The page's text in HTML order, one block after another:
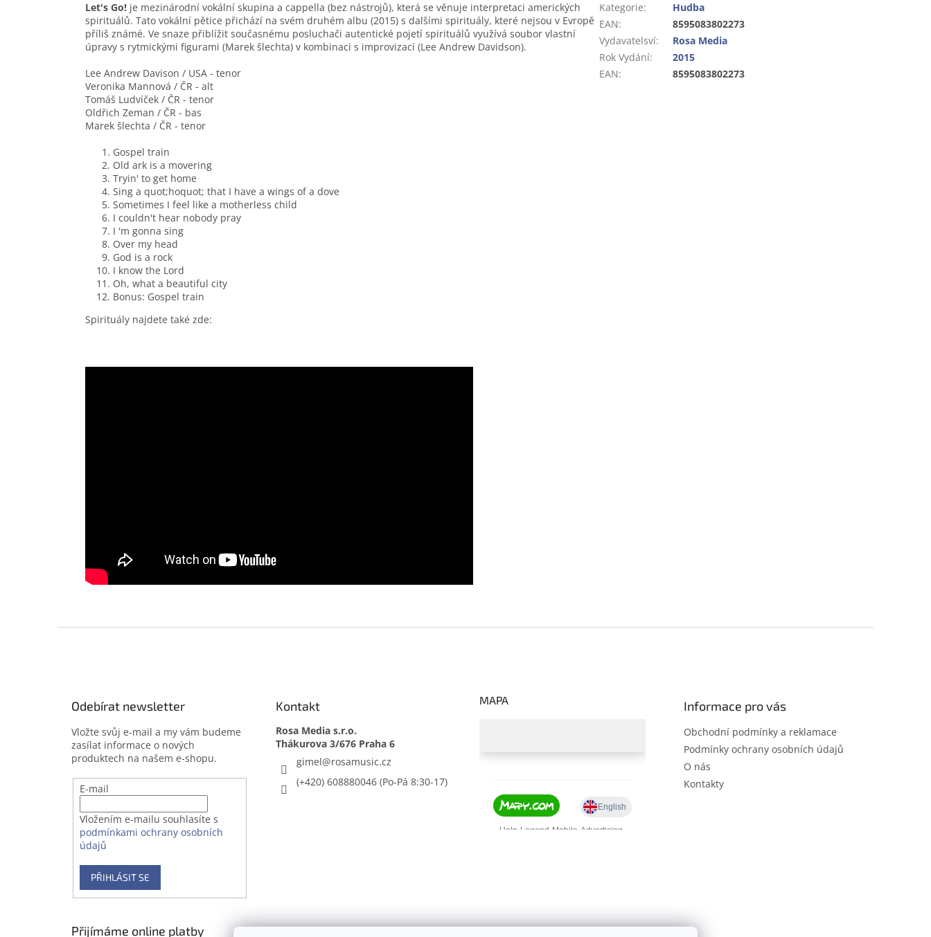
Let's Go! je mezinárodní vokální skupina a cappella (bez nástrojů), která se věnuje interpretaci amerických
spirituálů. Tato vokální pětice přichází na svém druhém albu (2015) s dalšími spirituály, které nejsou v Evropě
příliš známé. Ve snaze přiblížit současnému posluchači autentické pojetí spirituálů využívá soubor vlastní
úpravy s rytmickými figurami (Marek šlechta) v kombinaci s improvizací (Lee Andrew Davidson).
Lee Andrew Davison / USA - tenor
Veronika Mannová / ČR - alt
Tomáš Ludvíček / ČR - tenor
Oldřich Zeman / ČR - bas
Marek šlechta / ČR - tenor
Gospel train
Old ark is a movering
Tryin' to get home
Sing a quot;hoquot; that I have a wings of a dove
Sometimes I feel like a motherless child
I couldn't hear nobody pray
I 'm gonna sing
Over my head
God is a rock
I know the Lord
Oh, what a beautiful city
Bonus: Gospel train
Spirituály najdete také zde:
Kategorie:
Hudba
EAN:
8595083802273
Vydavatelsví:
Rosa Media
Rok Vydání:
2015
EAN: 8595083802273
Odebírat newsletter
Vložte svůj e-mail a my vám budeme
zasílat informace o nových
produktech na našem e-shopu.
E-mail
Vložením e-mailu souhlasíte s
podmínkami ochrany osobních
údajů
PŘIHLÁSIT SE
Kontakt
Rosa Media s.r.o.
gimel@rosamusic.cz
(+420) 608880046
MAPA Informace pro vás
Obchodní podmínky a reklamace
Podmínky ochrany osobních údajů
O nás
Kontakty
Přijímáme online platby